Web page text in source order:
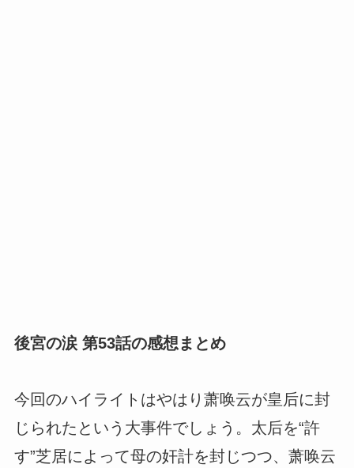
後宮の涙 第53話の感想まとめ
今回のハイライトはやはり萧唤云が皇后に封
じられたという大事件でしょう。太后を“許
す”芝居によって母の奸計を封じつつ、萧唤云